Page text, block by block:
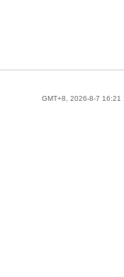
GMT+8, 2026-8-7 16:21